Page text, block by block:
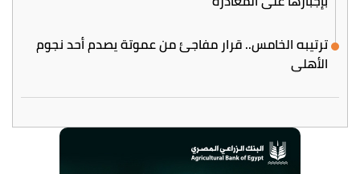
ترتيبه الخامس.. قرار مفاجئ من عموتة يصدم أحد نجوم
الأهلي